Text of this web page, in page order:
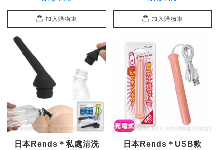
加入購物車 加入購物車
日本Rends＊私處清洗
日本Rends＊USB款